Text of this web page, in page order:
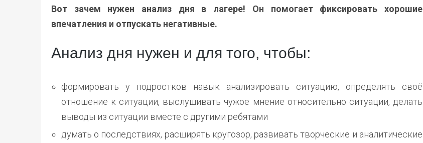
Вот зачем нужен анализ дня в лагере! Он помогает фиксировать хорошие
впечатления и отпускать негативные.
Анализ дня нужен и для того, чтобы:
формировать у подростков навык анализировать ситуацию, определять своё
отношение к ситуации, выслушивать чужое мнение относительно ситуации, делать
выводы из ситуации вместе с другими ребятами
думать о последствиях, расширять кругозор, развивать творческие и аналитические